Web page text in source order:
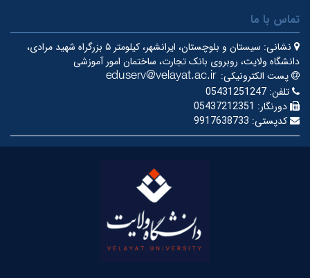
تماس با ما
نشانی:
سیستان و بلوچستان، ایرانشهر، کیلومتر ۵ بزرگراه شهید مرادی،
دانشگاه ولایت، روبروی بانک تجارت، ساختمان امور آموزشی
پست الکترونیکی:
تلفن: 05431251247
دورنگار: 05437212351
کدپستی: 9917638733